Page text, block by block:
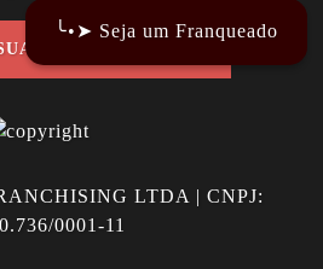
╰•➤ Seja um Franqueado
AVALIAÇÃO
LTDA | CNPJ:
0001-11